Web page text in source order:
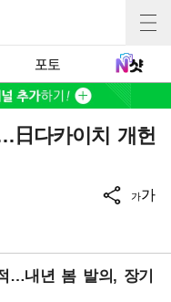
포토
日다카이치 개헌
가가
…내년 봄 발의, 장기